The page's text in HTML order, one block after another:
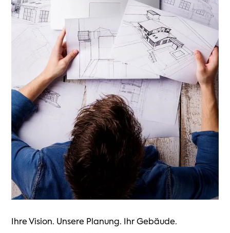
Ihre Vision. Unsere Planung. Ihr Gebäude.